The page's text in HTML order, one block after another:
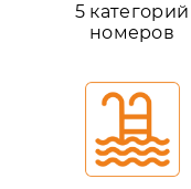
5 категорий
номеров